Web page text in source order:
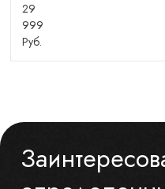
29
999
Руб.